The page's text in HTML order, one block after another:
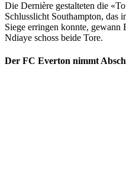
Die Dernière gestalteten die
Schlusslicht Southampton, das
Siege erringen konnte, gewann
Ndiaye schoss beide Tore.
Der FC Everton nimmt